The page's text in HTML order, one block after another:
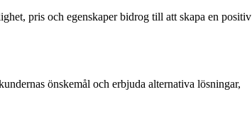
pris och egenskaper bidrog till att skapa en positiv
önskemål och erbjuda alternativa lösningar,